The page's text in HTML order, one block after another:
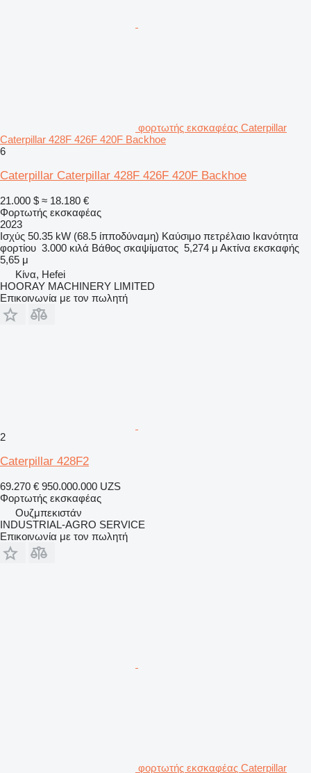
φορτωτής εκσκαφέας Caterpillar
Caterpillar 428F 426F 420F Backhoe
6
Caterpillar Caterpillar 428F 426F 420F Backhoe
21.000 $ ≈ 18.180 €
Φορτωτής εκσκαφέας
2023
Ισχύς 50.35 kW (68.5 ίπποδύναμη) Καύσιμο πετρέλαιο Ικανότητα
φορτίου 3.000 κιλά Βάθος σκαψίματος 5,274 μ Ακτίνα εκσκαφής
5,65 μ
Κίνα, Hefei
HOORAY MACHINERY LIMITED
Επικοινωνία με τον πωλητή
2
Caterpillar 428F2
69.270 € 950.000.000 UZS
Φορτωτής εκσκαφέας
Ουζμπεκιστάν
INDUSTRIAL-AGRO SERVICE
Επικοινωνία με τον πωλητή
φορτωτής εκσκαφέας Caterpillar